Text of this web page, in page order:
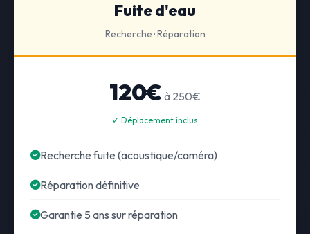
Fuite d'eau
Recherche · Réparation
120€ à 250€
✓ Déplacement inclus
Recherche fuite (acoustique/caméra)
Réparation définitive
Garantie 5 ans sur réparation